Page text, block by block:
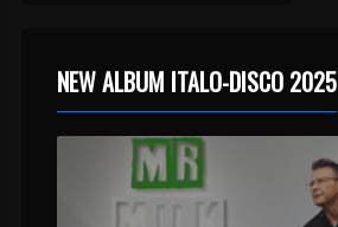
NEW ALBUM ITALO-DISCO 2025